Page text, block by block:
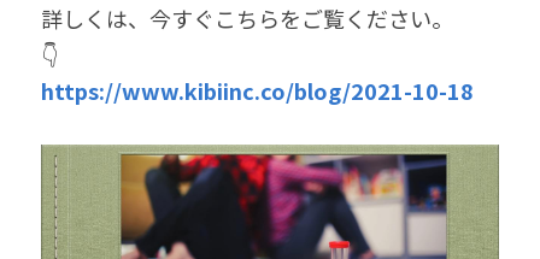
詳しくは、今すぐこちらをご覧ください。
👇
https://www.kibiinc.co/blog/2021-10-18